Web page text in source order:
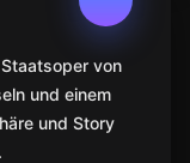
von
und einem
und Story